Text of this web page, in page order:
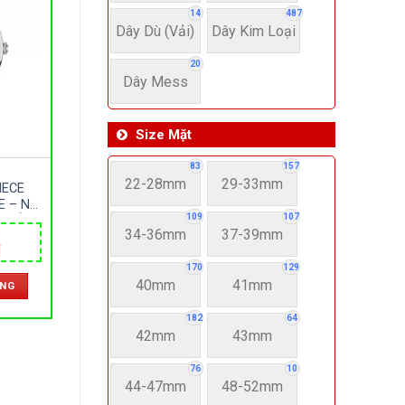
14
Dây Dù (Vải)
487
Dây Kim Loại
20
Dây Mess
Size Mặt
83
22-28mm
157
29-33mm
109
34-36mm
107
37-39mm
170
40mm
129
41mm
182
42mm
64
43mm
76
44-47mm
10
48-52mm
– NỮ
DÂY
₫.